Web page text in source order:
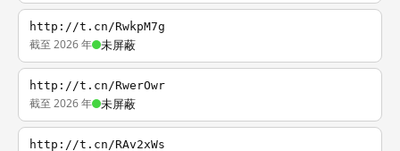
http://t.cn/RwkpM7g
截至 2026 年 未屏蔽
http://t.cn/RwerOwr
截至 2026 年 未屏蔽
http://t.cn/RAv2xWs